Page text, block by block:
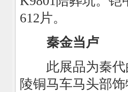
612片。
秦金当卢
此展品为秦代
陵铜马车马头部